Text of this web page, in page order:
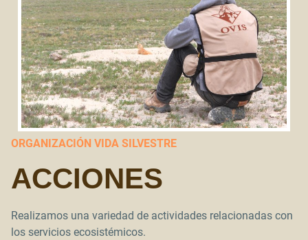
ORGANIZACIÓN VIDA SILVESTRE
ACCIONES
Realizamos una variedad de actividades relacionadas con
los servicios ecosistémicos.